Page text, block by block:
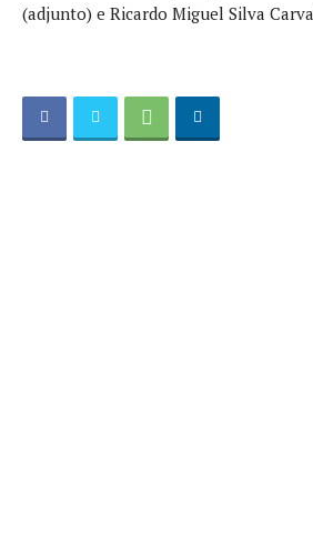
(adjunto) e Ricardo Miguel Silva